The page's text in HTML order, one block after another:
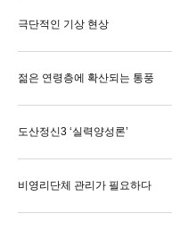
극단적인 기상 현상
젊은 연령층에 확산되는 통풍
도산정신3 ‘실력양성론’
비영리단체 관리가 필요하다